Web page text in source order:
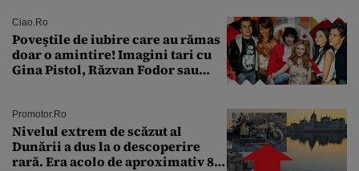
Ciao.ro
Poveştile de iubire care au rămas
doar o amintire! Imagini tari cu
Gina Pistol, Răzvan Fodor sau
Promotor.ro
Nivelul extrem de scăzut al
Dunării a dus la o descoperire
rară. Era acolo de aproximativ 80